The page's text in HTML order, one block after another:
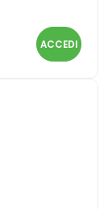
ACCEDI